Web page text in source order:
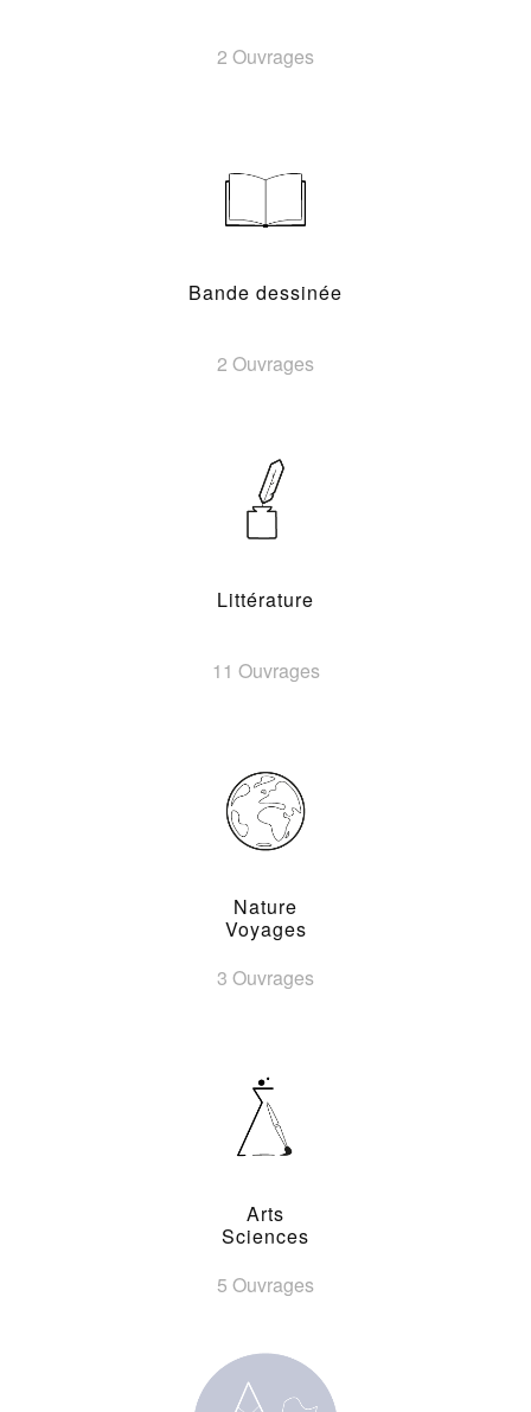
2 Ouvrages
Bande dessinée
2 Ouvrages
Littérature
11 Ouvrages
Nature
Voyages
3 Ouvrages
Arts
Sciences
5 Ouvrages